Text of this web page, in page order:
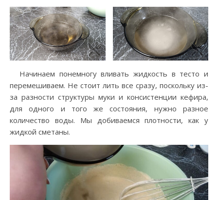
Начинаем понемногу вливать жидкость в тесто и
перемешиваем. Не стоит лить все сразу, поскольку из-
за разности структуры муки и консистенции кефира,
для одного и того же состояния, нужно разное
количество воды. Мы добиваемся плотности, как у
жидкой сметаны.